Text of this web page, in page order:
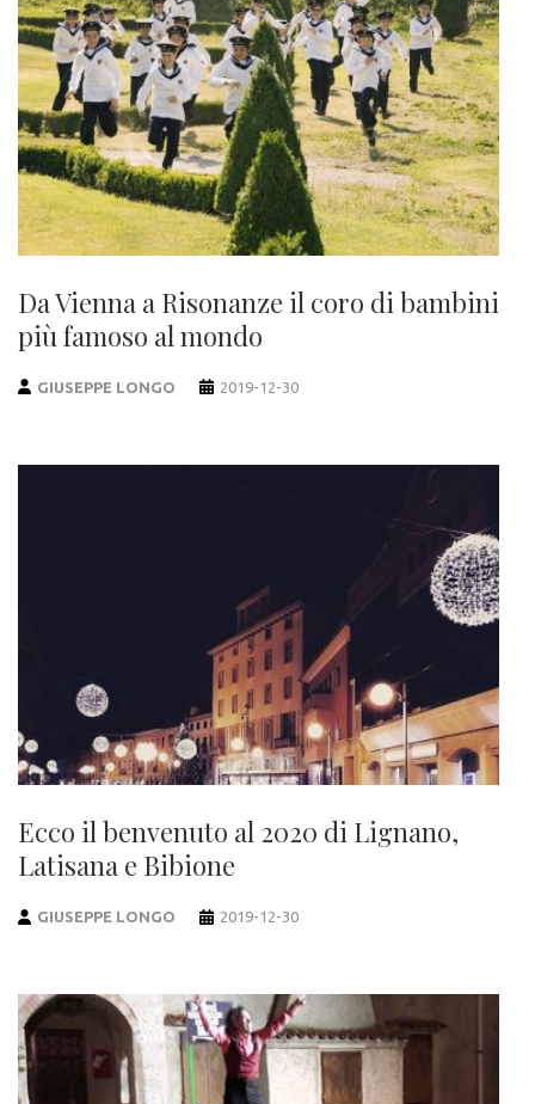
Da Vienna a Risonanze il coro di bambini
più famoso al mondo
GIUSEPPE LONGO 2019-12-30
Ecco il benvenuto al 2020 di Lignano,
Latisana e Bibione
GIUSEPPE LONGO 2019-12-30